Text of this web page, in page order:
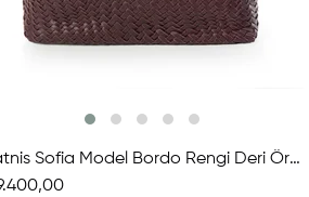
matnis Sofia Model Bordo Rengi Deri Örgü Çanta